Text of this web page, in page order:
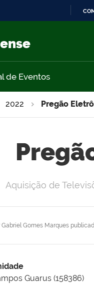
de Eventos
2022 Pregão
Gabriel Gomes Marques
Aquisição de
Guarus (158386)